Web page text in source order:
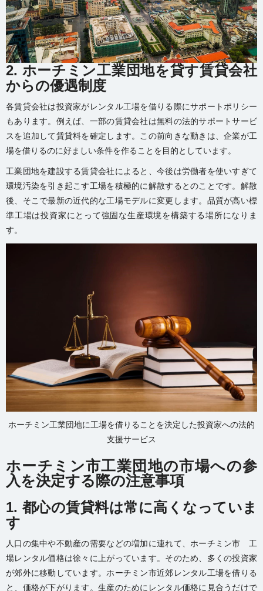
2. ホーチミン工業団地を貸す賃貸会社
からの優遇制度
各賃貸会社は投資家がレンタル工場を借りる際にサポートポリシー
もあります。例えば、一部の賃貸会社は無料の法的サポートサービ
スを追加して賃貸料を確定します。この前向きな動きは、企業が工
場を借りるのに好ましい条件を作ることを目的としています。
工業団地を建設する賃貸会社によると、今後は労働者を使いすぎて
環境汚染を引き起こす工場を積極的に解散するとのことです。解散
後、そこで最新の近代的な工場モデルに変更します。品質が高い標
準工場は投資家にとって強固な生産環境を構築する場所になりま
す。
ホーチミン工業団地に工場を借りることを決定した投資家への法的
支援サービス
ホーチミン市工業団地の市場への参
入を決定する際の注意事項
1. 都心の賃貸料は常に高くなっていま
す
人口の集中や不動産の需要などの増加に連れて、ホーチミン市 工
場レンタル価格は徐々に上がっています。そのため、多くの投資家
が郊外に移動しています。ホーチミン市近郊レンタル工場を借りる
と、価格が下がります。生産のためにレンタル価格に見合うだけで